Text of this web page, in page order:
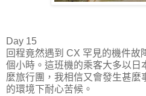
Day 15
回程竟然遇到 CX 罕見的機件故
個小時。這班機的乘客大多以日
麼旅行團，我相信又會發生甚麼
的環境下耐心苦候。